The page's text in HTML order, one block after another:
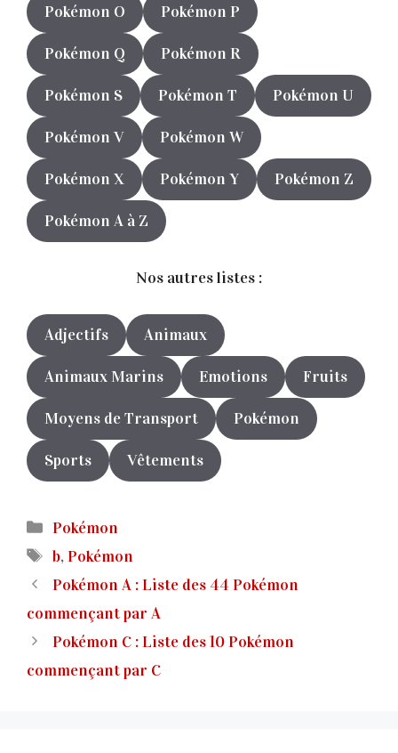
Pokémon O Pokémon P
Pokémon Q Pokémon R
Pokémon S Pokémon T Pokémon U
Pokémon V Pokémon W
Pokémon X Pokémon Y Pokémon Z
Pokémon A à Z
Nos autres listes :
Adjectifs Animaux
Animaux Marins Emotions Fruits
Moyens de Transport Pokémon
Sports Vêtements
Catégories
Pokémon
Étiquettes
b,Pokémon
Pokémon A : Liste des 44 Pokémon
commençant par A
Pokémon C : Liste des 10 Pokémon
commençant par C